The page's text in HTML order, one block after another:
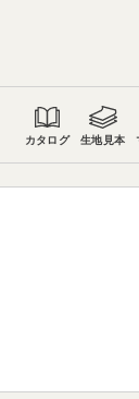
カタログ 生地見本